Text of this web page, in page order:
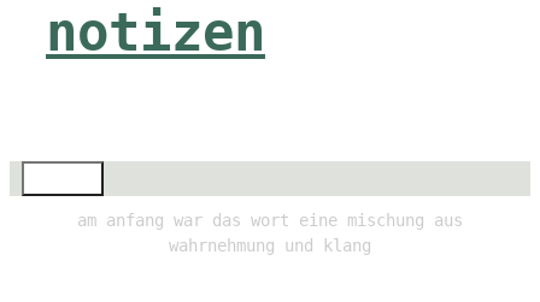
notizen
am anfang war das wort eine mischung aus
wahrnehmung und klang